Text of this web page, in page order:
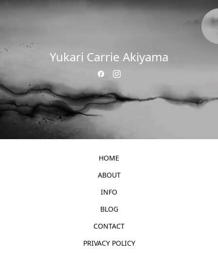
Yukari Carrie Akiyama
HOME
ABOUT
INFO
BLOG
CONTACT
PRIVACY POLICY